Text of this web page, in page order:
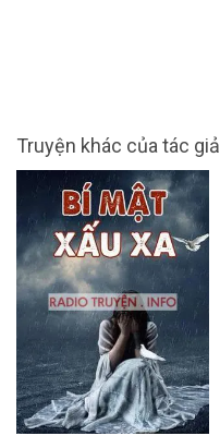
Truyện khác của tác giả